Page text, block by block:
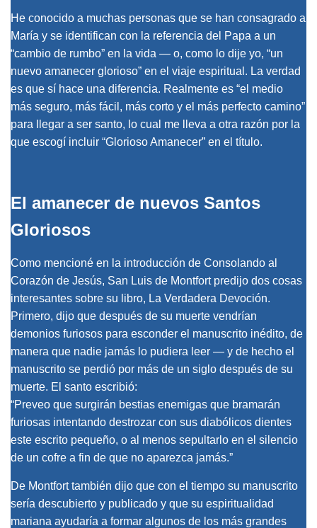
He conocido a muchas personas que se han consagrado a
María y se identifican con la referencia del Papa a un
“cambio de rumbo” en la vida — o, como lo dije yo, “un
nuevo amanecer glorioso” en el viaje espiritual. La verdad
es que sí hace una diferencia. Realmente es “el medio
más seguro, más fácil, más corto y el más perfecto camino”
para llegar a ser santo, lo cual me lleva a otra razón por la
que escogí incluir “Glorioso Amanecer” en el título.
El amanecer de nuevos Santos
Gloriosos
Como mencioné en la introducción de Consolando al
Corazón de Jesús, San Luis de Montfort predijo dos cosas
interesantes sobre su libro, La Verdadera Devoción.
Primero, dijo que después de su muerte vendrían
demonios furiosos para esconder el manuscrito inédito, de
manera que nadie jamás lo pudiera leer — y de hecho el
manuscrito se perdió por más de un siglo después de su
muerte. El santo escribió:
“Preveo que surgirán bestias enemigas que bramarán
furiosas intentando destrozar con sus diabólicos dientes
este escrito pequeño, o al menos sepultarlo en el silencio
de un cofre a fin de que no aparezca jamás.”
De Montfort también dijo que con el tiempo su manuscrito
sería descubierto y publicado y que su espiritualidad
mariana ayudaría a formar algunos de los más grandes